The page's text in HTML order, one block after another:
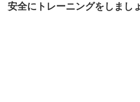
安全にトレーニングをしまし